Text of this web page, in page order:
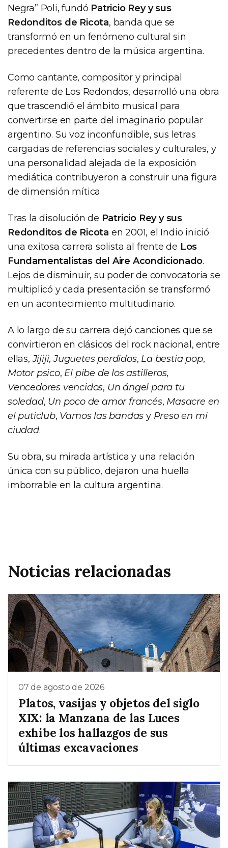
Negra” Poli, fundó Patricio Rey y sus
Redonditos de Ricota, banda que se
transformó en un fenómeno cultural sin
precedentes dentro de la música argentina.
Como cantante, compositor y principal
referente de Los Redondos, desarrolló una obra
que trascendió el ámbito musical para
convertirse en parte del imaginario popular
argentino. Su voz inconfundible, sus letras
cargadas de referencias sociales y culturales, y
una personalidad alejada de la exposición
mediática contribuyeron a construir una figura
de dimensión mítica.
Tras la disolución de Patricio Rey y sus
Redonditos de Ricota en 2001, el Indio inició
una exitosa carrera solista al frente de Los
Fundamentalistas del Aire Acondicionado.
Lejos de disminuir, su poder de convocatoria se
multiplicó y cada presentación se transformó
en un acontecimiento multitudinario.
A lo largo de su carrera dejó canciones que se
convirtieron en clásicos del rock nacional, entre
ellas,Jijiji,Juguetes perdidos, La bestia pop,
Motor psico, El pibe de los astilleros,
Vencedores vencidos, Un ángel para tu
soledad, Un poco de amor francés, Masacre en
el puticlub, Vamos las bandas y Preso en mi
ciudad.
Su obra, su mirada artística y una relación
única con su público, dejaron una huella
imborrable en la cultura argentina.
Noticias relacionadas
07 de agosto de 2026
Platos, vasijas y objetos del siglo
XIX: la Manzana de las Luces
exhibe los hallazgos de sus
últimas excavaciones